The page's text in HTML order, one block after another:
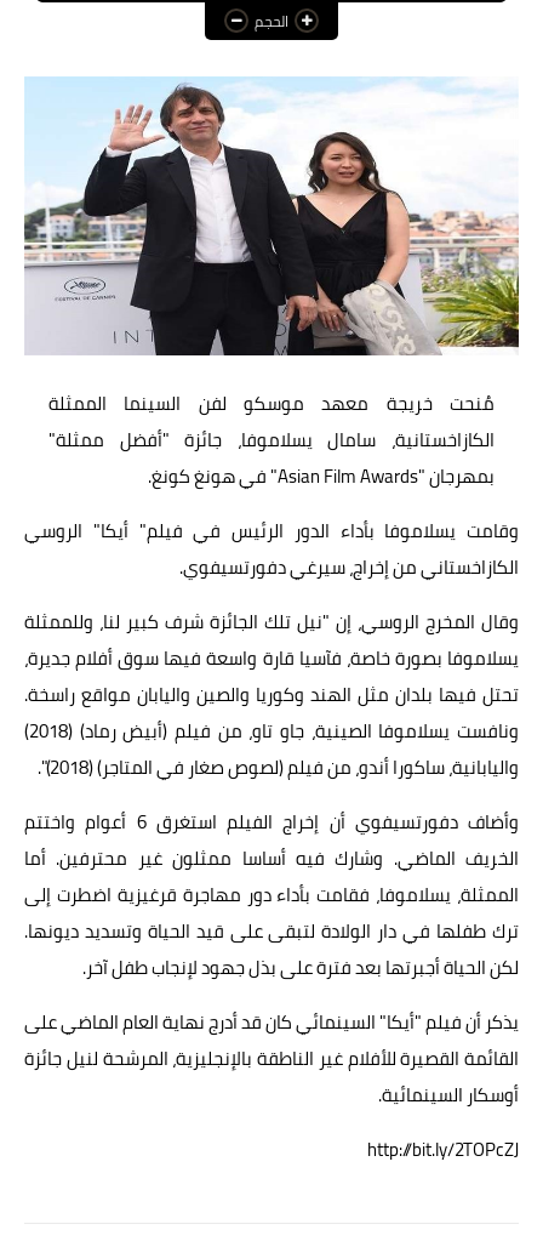
عالم المرأة
فن وثقافة
أخبار مصر
أخبار عربية
أخبار النجوم
الحجم
مُنحت خريجة معهد موسكو لفن السينما الممثلة
الكازاخستانية، سامال يسلاموفا، جائزة "أفضل ممثلة"
بمهرجان "Asian Film Awards" في هونغ كونغ.
وقامت يسلاموفا بأداء الدور الرئيس في فيلم" أيكا" الروسي
الكازاخستاني من إخراج، سيرغي دفورتسيفوي.
وقال المخرج الروسي، إن "نيل تلك الجائزة شرف كبير لنا، وللممثلة
يسلاموفا بصورة خاصة، فآسيا قارة واسعة فيها سوق أفلام جديرة،
تحتل فيها بلدان مثل الهند وكوريا والصين واليابان مواقع راسخة.
ونافست يسلاموفا الصينية، جاو تاو، من فيلم (أبيض رماد) (2018)
واليابانية، ساكورا أندو، من فيلم (لصوص صغار في المتاجر) (2018)".
وأضاف دفورتسيفوي أن إخراج الفيلم استغرق 6 أعوام واختتم
الخريف الماضي. وشارك فيه أساسا ممثلون غير محترفين. أما
الممثلة، يسلاموفا، فقامت بأداء دور مهاجرة قرغيزية اضطرت إلى
ترك طفلها في دار الولادة لتبقى على قيد الحياة وتسديد ديونها.
لكن الحياة أجبرتها بعد فترة على بذل جهود لإنجاب طفل آخر.
يذكر أن فيلم "أيكا" السينمائي كان قد أدرج نهاية العام الماضي على
القائمة القصيرة للأفلام غير الناطقة بالإنجليزية، المرشحة لنيل جائزة
أوسكار السينمائية.
http://bit.ly/2TOPcZJ